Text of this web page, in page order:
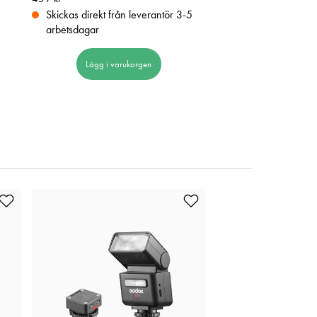
Skickas direkt från leverantör 3-5
arbetsdagar
Lägg i varukorgen